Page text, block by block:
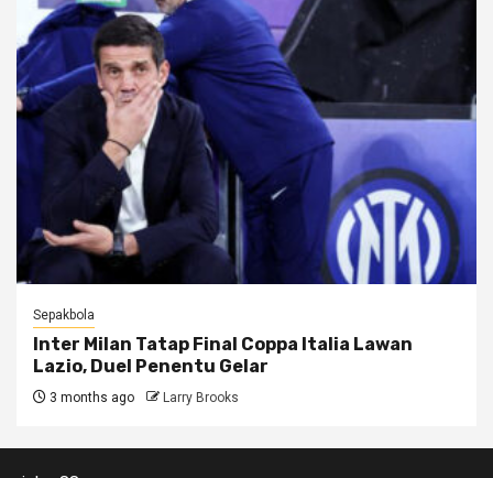
Sepakbola
Inter Milan Tatap Final Coppa Italia Lawan
Lazio, Duel Penentu Gelar
3 months ago Larry Brooks